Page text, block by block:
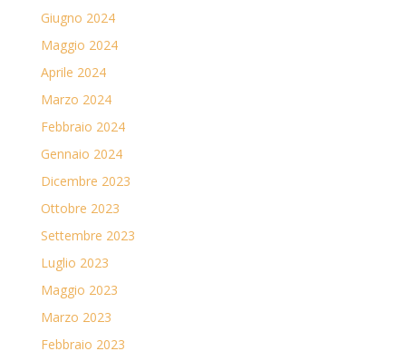
Giugno 2024
Maggio 2024
Aprile 2024
Marzo 2024
Febbraio 2024
Gennaio 2024
Dicembre 2023
Ottobre 2023
Settembre 2023
Luglio 2023
Maggio 2023
Marzo 2023
Febbraio 2023